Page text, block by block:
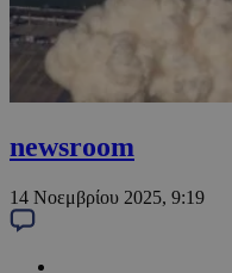
newsroom
14 Νοεμβρίου 2025, 9:19